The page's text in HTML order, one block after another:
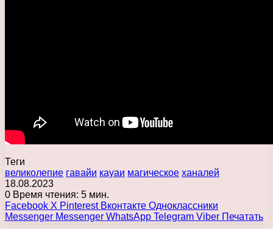
Теги
великолепие гавайи кауаи магическое ханалей
18.08.2023
0 Время чтения: 5 мин.
Facebook X Pinterest Вконтакте Одноклассники
Messenger Messenger WhatsApp Telegram Viber Печатать